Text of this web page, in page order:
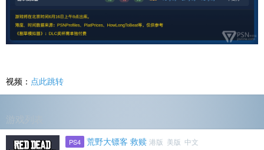
视频： 点此跳转
游戏列表
PS4 荒野大镖客 救赎 港版 美版 中文